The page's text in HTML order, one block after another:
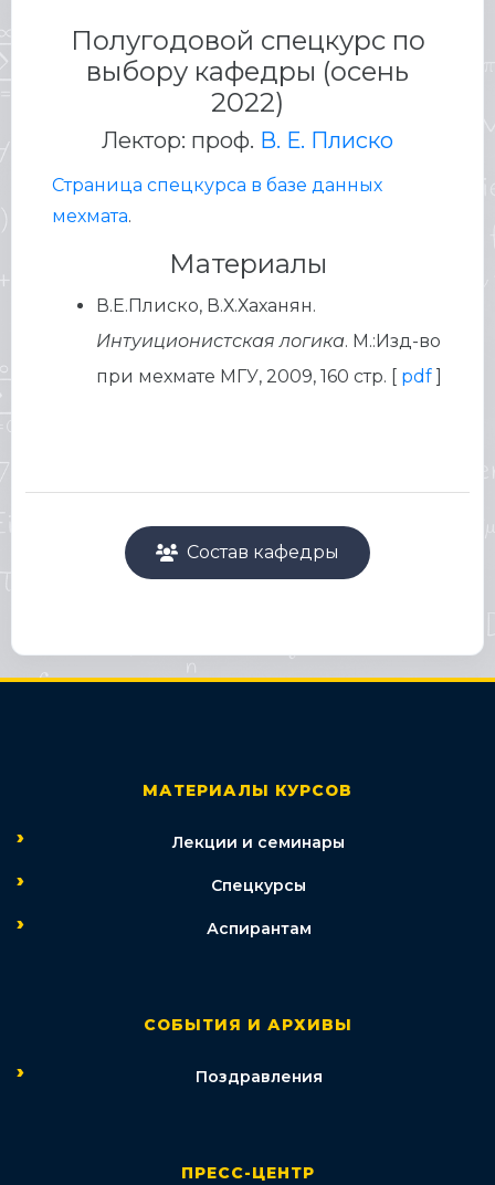
Полугодовой спецкурс по
выбору кафедры (осень
2022)
Лектор: проф. В. Е. Плиско
Страница спецкурса в базе данных
мехмата.
Материалы
В.Е.Плиско, В.Х.Хаханян.
Интуиционистская логика. М.:Изд-во
при мехмате МГУ, 2009, 160 стр. [ pdf ]
Состав кафедры
МАТЕРИАЛЫ КУРСОВ
Лекции и семинары
Спецкурсы
Аспирантам
СОБЫТИЯ И АРХИВЫ
Поздравления
ПРЕСС-ЦЕНТР